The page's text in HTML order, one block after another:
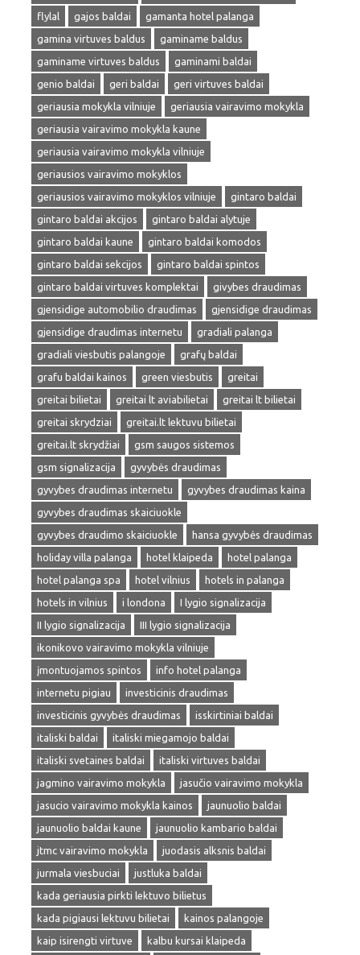
flylal
gajos baldai
gamanta hotel palanga
gamina virtuves baldus
gaminame baldus
gaminame virtuves baldus
gaminami baldai
genio baldai
geri baldai
geri virtuves baldai
geriausia mokykla vilniuje
geriausia vairavimo mokykla
geriausia vairavimo mokykla kaune
geriausia vairavimo mokykla vilniuje
geriausios vairavimo mokyklos
geriausios vairavimo mokyklos vilniuje
gintaro baldai
gintaro baldai akcijos
gintaro baldai alytuje
gintaro baldai kaune
gintaro baldai komodos
gintaro baldai sekcijos
gintaro baldai spintos
gintaro baldai virtuves komplektai
givybes draudimas
gjensidige automobilio draudimas
gjensidige draudimas
gjensidige draudimas internetu
gradiali palanga
gradiali viesbutis palangoje
grafų baldai
grafu baldai kainos
green viesbutis
greitai
greitai bilietai
greitai lt aviabilietai
greitai lt bilietai
greitai skrydziai
greitai.lt lektuvu bilietai
greitai.lt skrydžiai
gsm saugos sistemos
gsm signalizacija
gyvybės draudimas
gyvybes draudimas internetu
gyvybes draudimas kaina
gyvybes draudimas skaiciuokle
gyvybes draudimo skaiciuokle
hansa gyvybės draudimas
holiday villa palanga
hotel klaipeda
hotel palanga
hotel palanga spa
hotel vilnius
hotels in palanga
hotels in vilnius
i londona
I lygio signalizacija
II lygio signalizacija
III lygio signalizacija
ikonikovo vairavimo mokykla vilniuje
įmontuojamos spintos
info hotel palanga
internetu pigiau
investicinis draudimas
investicinis gyvybės draudimas
isskirtiniai baldai
italiski baldai
italiski miegamojo baldai
italiski svetaines baldai
italiski virtuves baldai
jagmino vairavimo mokykla
jasučio vairavimo mokykla
jasucio vairavimo mokykla kainos
jaunuolio baldai
jaunuolio baldai kaune
jaunuolio kambario baldai
jtmc vairavimo mokykla
juodasis alksnis baldai
jurmala viesbuciai
justluka baldai
kada geriausia pirkti lektuvo bilietus
kada pigiausi lektuvu bilietai
kainos palangoje
kaip isirengti virtuve
kalbu kursai klaipeda